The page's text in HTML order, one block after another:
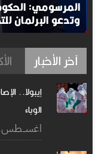
المرسومي:
وتدعو البرلمان
آخر الأخبار
الوباء
07 اغســطس.2026 -